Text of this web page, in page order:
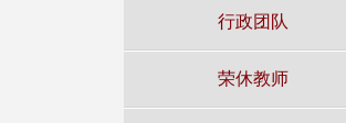
行政团队
荣休教师